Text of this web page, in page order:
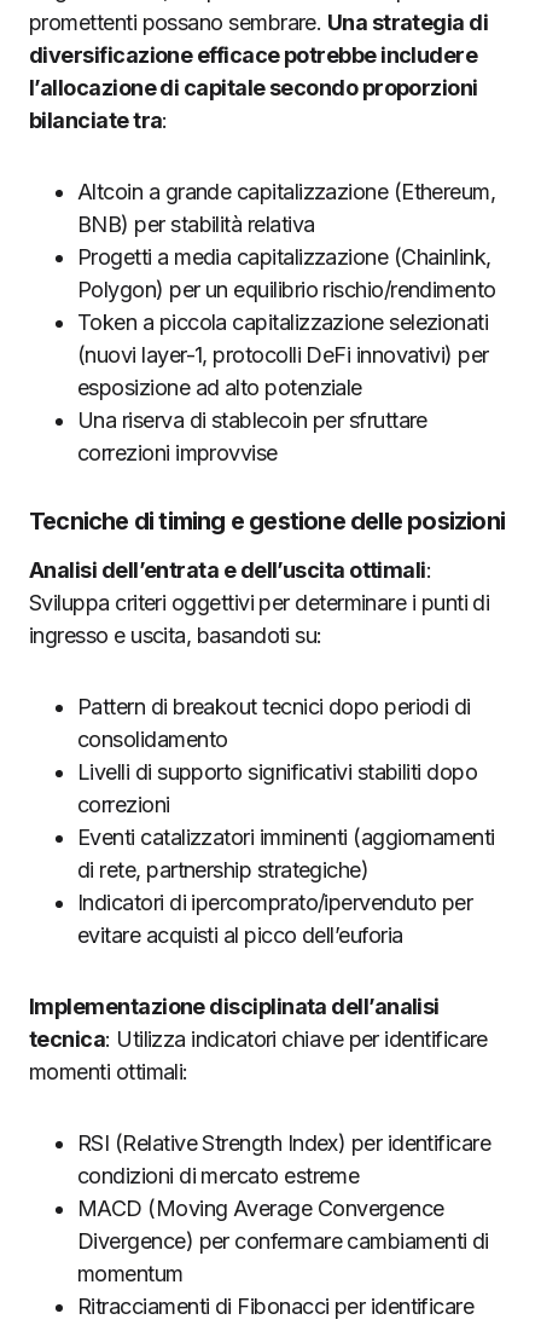
promettenti possano sembrare. Una strategia di
diversificazione efficace potrebbe includere
l’allocazione di capitale secondo proporzioni
bilanciate tra:
Altcoin a grande capitalizzazione (Ethereum,
BNB) per stabilità relativa
Progetti a media capitalizzazione (Chainlink,
Polygon) per un equilibrio rischio/rendimento
Token a piccola capitalizzazione selezionati
(nuovi layer-1, protocolli DeFi innovativi) per
esposizione ad alto potenziale
Una riserva di stablecoin per sfruttare
correzioni improvvise
Tecniche di timing e gestione delle posizioni
Analisi dell’entrata e dell’uscita ottimali:
Sviluppa criteri oggettivi per determinare i punti di
ingresso e uscita, basandoti su:
Pattern di breakout tecnici dopo periodi di
consolidamento
Livelli di supporto significativi stabiliti dopo
correzioni
Eventi catalizzatori imminenti (aggiornamenti
di rete, partnership strategiche)
Indicatori di ipercomprato/ipervenduto per
evitare acquisti al picco dell’euforia
Implementazione disciplinata dell’analisi
tecnica: Utilizza indicatori chiave per identificare
momenti ottimali:
RSI (Relative Strength Index) per identificare
condizioni di mercato estreme
MACD (Moving Average Convergence
Divergence) per confermare cambiamenti di
momentum
Ritracciamenti di Fibonacci per identificare